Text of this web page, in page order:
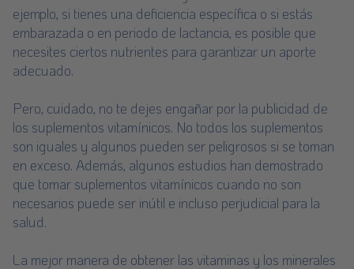
ejemplo, si tienes una deficiencia específica o si estás
embarazada o en periodo de lactancia, es posible que
necesites ciertos nutrientes para garantizar un aporte
adecuado.
Pero, cuidado, no te dejes engañar por la publicidad de
los suplementos vitamínicos. No todos los suplementos
son iguales y algunos pueden ser peligrosos si se toman
en exceso. Además, algunos estudios han demostrado
que tomar suplementos vitamínicos cuando no son
necesarios puede ser inútil e incluso perjudicial para la
salud.
La mejor manera de obtener las vitaminas y los minerales